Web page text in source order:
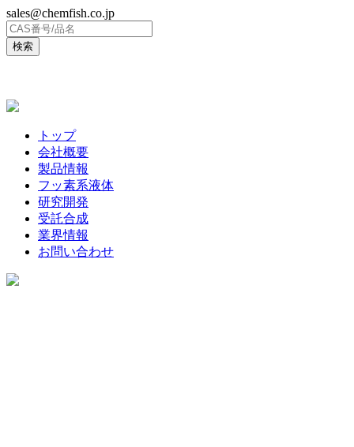
sales@chemfish.co.jp
トップ
会社概要
製品情報
フッ素系液体
研究開発
受託合成
業界情報
お問い合わせ